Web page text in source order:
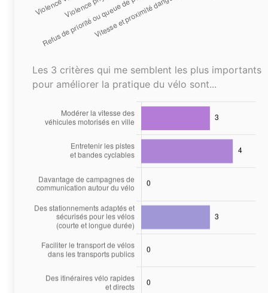
Les 3 critères qui me semblent les plus importants
pour améliorer la pratique du vélo sont...